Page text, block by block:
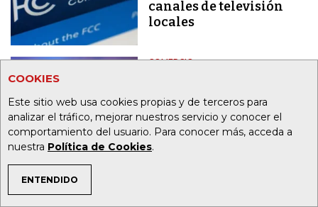
COOKIES
Este sitio web usa cookies propias y de terceros para
analizar el tráfico, mejorar nuestros servicio y conocer el
comportamiento del usuario. Para conocer más, acceda a
nuestra Política de Cookies.
ENTENDIDO
TEMAS DE INTERÉS
canales de televisión
locales
COMERCIO
días en registros de
importación